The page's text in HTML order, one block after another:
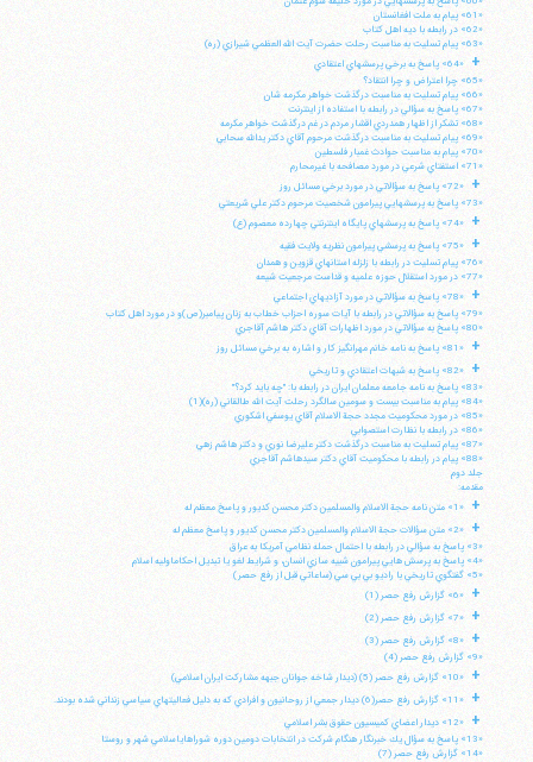
«61» پيام به ملت افغانستان
«62» در رابطه با ديه اهل كتاب
«63» پيام تسليت به مناسبت رحلت حضرت آيت الله العظمي شيرازي (ره)
+
«64» پاسخ به برخي پرسشهاي اعتقادي
«65» چرا اعتراض و چرا انتقاد؟
«66» پيام تسليت به مناسبت درگذشت خواهر مكرمه شان
«67» پاسخ به سؤالي در رابطه با استفاده از اينترنت
«68» تشكر از اظهار همدردي اقشار مردم در غم درگذشت خواهر مكرمه
«69» پيام تسليت به مناسبت درگذشت مرحوم آقاي دكتر يدالله سحابي
«70» پيام به مناسبت حوادث غمبار فلسطين
«71» استفتاي شرعي در مورد مصافحه با غيرمحارم
+
«72» پاسخ به سؤالاتي در مورد برخي مسائل روز
«73» پاسخ به پرسشهايي پيرامون شخصيت مرحوم دكتر علي شريعتي
+ «74» پاسخ به پرسشهاي پايگاه اينترنتي چهارده معصوم (ع)
+
«75» پاسخ به پرسشي پيرامون نظريه ولايت فقيه
«76» پيام تسليت در رابطه با زلزله استانهاي قزوين و همدان
«77» در مورد استقلال حوزه علميه و قداست مرجعيت شيعه
+
«78» پاسخ به سؤالاتي در مورد آزاديهاي اجتماعي
«79» پاسخ به سؤالاتي در رابطه با آيات سوره احزاب خطاب به زنان پيامبر(ص)و در مورد اهل كتاب
«80» پاسخ به سؤالاتي در مورد اظهارات آقاي دكتر هاشم آقاجري
+ «81» پاسخ به نامه خانم مهرانگيز كار و اشاره به برخي مسائل روز
+
«82» پاسخ به شبهات اعتقادي و تاريخي
«83» پاسخ به نامه جامعه معلمان ايران در رابطه با: "چه بايد كرد؟"
«84» پيام به مناسبت بيست و سومين سالگرد رحلت آيت الله طالقاني (ره)(1)
«85» در مورد محكوميت مجدد حجة الاسلام آقاي يوسفي اشكوري
«86» در رابطه با نظارت استصوابي
«87» پيام تسليت به مناسبت درگذشت دكتر عليرضا نوري و دكتر هاشم زهي
«88» پيام در رابطه با محكوميت آقاي دكتر سيدهاشم آقاجري
جلد دوم
مقدمه:
+ «1» متن نامه حجة الاسلام والمسلمين دكتر محسن كديور و پاسخ معظم له
+
«2» متن سؤالات حجة الاسلام والمسلمين دكتر محسن كديور و پاسخ معظم له
«3» پاسخ به سؤالي در رابطه با احتمال حمله نظامي آمريكا به عراق
«4» پاسخ به پرسش هايي پيرامون شبيه سازي انسان، و شرايط لغو يا تبديل احكاماوليه اسلام
«5» گفتگوي تاريخي با راديو بي بي سي (ساعاتي قبل از رفع حصر)
+ «6» گزارش رفع حصر (1)
+ «7» گزارش رفع حصر (2)
+
«8» گزارش رفع حصر (3)
«9» گزارش رفع حصر (4)
+ «10» گزارش رفع حصر (5) (ديدار شاخه جوانان جبهه مشاركت ايران اسلامي)
+ «11» گزارش رفع حصر(6) ديدار جمعي از روحانيون و افرادي كه به دليل فعاليتهاي سياسي زنداني شده بودند.
+
«12» ديدار اعضاي كميسيون حقوق بشر اسلامي
«13» پاسخ به سؤال يك خبرنگار هنگام شركت در انتخابات دومين دوره شوراهاياسلامي شهر و روستا
«14» گزارش رفع حصر (7)